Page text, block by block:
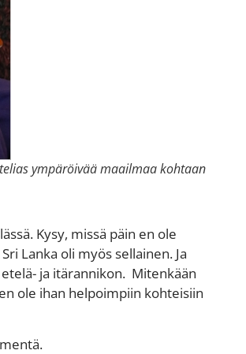
ympäröivää maailmaa kohtaan
Kysy, missä päin en ole
Lanka oli myös sellainen. Ja
ja itärannikon. Mitenkään
ole ihan helpoimpiin kohteisiin